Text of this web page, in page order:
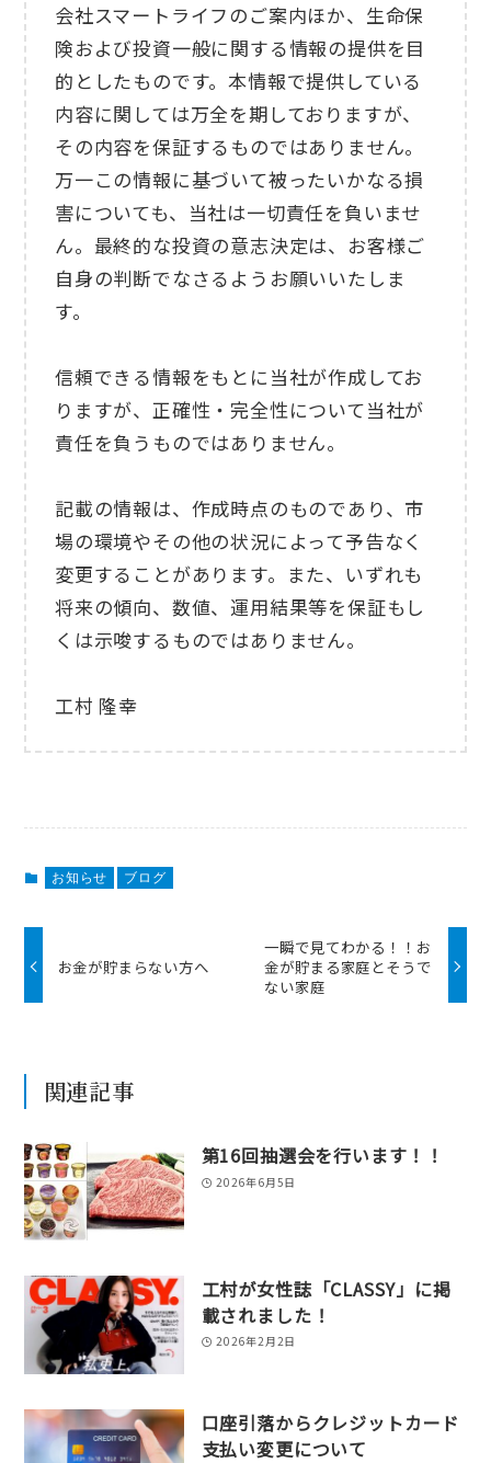
会社スマートライフのご案内ほか、生命保
険および投資一般に関する情報の提供を目
的としたものです。本情報で提供している
内容に関しては万全を期しておりますが、
その内容を保証するものではありません。
万一この情報に基づいて被ったいかなる損
害についても、当社は一切責任を負いませ
ん。最終的な投資の意志決定は、お客様ご
自身の判断でなさるようお願いいたしま
す。
信頼できる情報をもとに当社が作成してお
りますが、正確性・完全性について当社が
責任を負うものではありません。
記載の情報は、作成時点のものであり、市
場の環境やその他の状況によって予告なく
変更することがあります。また、いずれも
将来の傾向、数値、運用結果等を保証もし
くは示唆するものではありません。
工村 隆幸
お知らせ ブログ
お金が貯まらない方へ
一瞬で見てわかる！！お
金が貯まる家庭とそうで
ない家庭
関連記事
第16回抽選会を行います！！
2026年6月5日
工村が女性誌「CLASSY」に掲
載されました！
2026年2月2日
口座引落からクレジットカード
支払い変更について